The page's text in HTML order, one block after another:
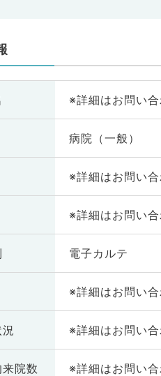
※詳細はお問い
病院（一般）
※詳細はお問い
※詳細はお問い
電子カルテ
※詳細はお問い
※詳細はお問い
院数 ※詳細はお問い